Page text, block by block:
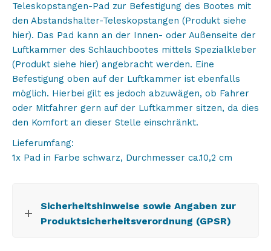
Teleskopstangen-Pad zur Befestigung des Bootes mit
den Abstandshalter-Teleskopstangen (Produkt siehe
hier). Das Pad kann an der Innen- oder Außenseite der
Luftkammer des Schlauchbootes mittels Spezialkleber
(Produkt siehe hier) angebracht werden. Eine
Befestigung oben auf der Luftkammer ist ebenfalls
möglich. Hierbei gilt es jedoch abzuwägen, ob Fahrer
oder Mitfahrer gern auf der Luftkammer sitzen, da dies
den Komfort an dieser Stelle einschränkt.
Lieferumfang:
1x Pad in Farbe schwarz, Durchmesser ca.10,2 cm
Sicherheitshinweise sowie Angaben zur
Produktsicherheitsverordnung (GPSR)